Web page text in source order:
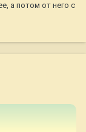
а потом от него с